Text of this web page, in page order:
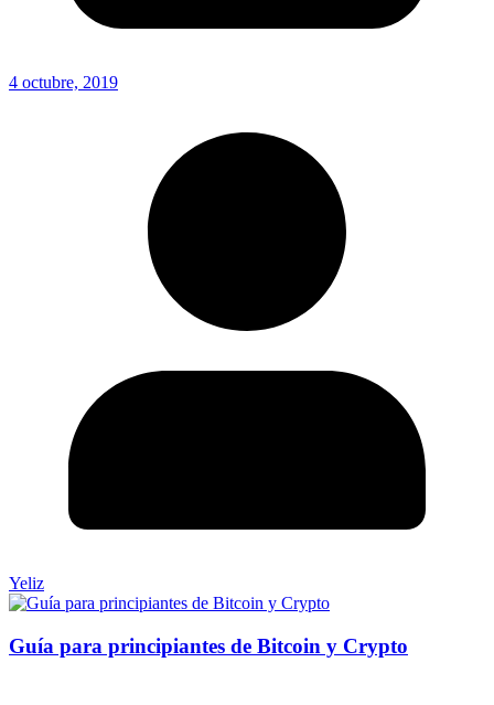
4 octubre, 2019
Yeliz
Guía para principiantes de Bitcoin y Crypto